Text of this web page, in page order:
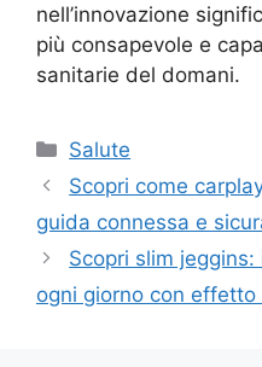
nell’innovazione
più consapevole e
sanitarie del domani.
Categorie
Salute
Scopri come
guida connessa e
Scopri slim
ogni giorno con effetto